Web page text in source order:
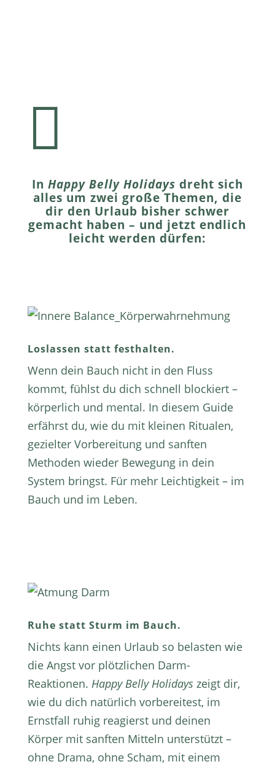

In Happy Belly Holidays dreht sich
alles um zwei große Themen, die
dir den Urlaub bisher schwer
gemacht haben – und jetzt endlich
leicht werden dürfen:
Loslassen statt festhalten.
Wenn dein Bauch nicht in den Fluss
kommt, fühlst du dich schnell blockiert –
körperlich und mental. In diesem Guide
erfährst du, wie du mit kleinen Ritualen,
gezielter Vorbereitung und sanften
Methoden wieder Bewegung in dein
System bringst. Für mehr Leichtigkeit – im
Bauch und im Leben.
Ruhe statt Sturm im Bauch.
Nichts kann einen Urlaub so belasten wie
die Angst vor plötzlichen Darm-
Reaktionen. Happy Belly Holidays zeigt dir,
wie du dich natürlich vorbereitest, im
Ernstfall ruhig reagierst und deinen
Körper mit sanften Mitteln unterstützt –
ohne Drama, ohne Scham, mit einem